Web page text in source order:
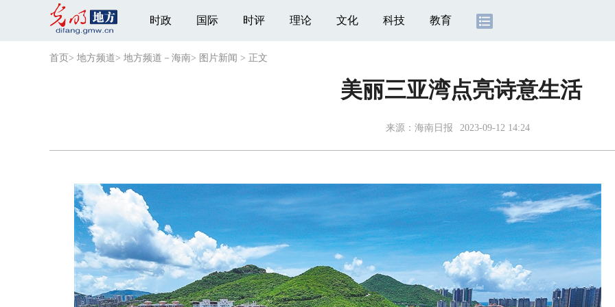
时政 国际 时评 理论 文化 科技 教育
首页 > 地方频道> 地方频道－海南> 图片新闻 > 正文
美丽三亚湾点亮诗意生活
来源： 海南日报 2023-09-12 14:24